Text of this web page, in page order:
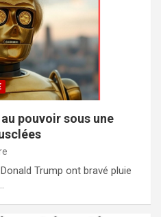
pouvoir sous une
Trump ont bravé pluie